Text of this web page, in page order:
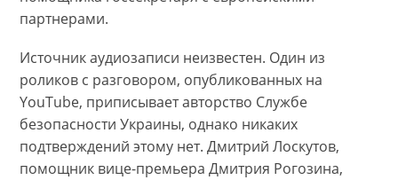
партнерами.
Источник аудиозаписи неизвестен. Один из
роликов с разговором, опубликованных на
YouTube, приписывает авторство Службе
безопасности Украины, однако никаких
подтверждений этому нет. Дмитрий Лоскутов,
помощник вице-премьера Дмитрия Рогозина,